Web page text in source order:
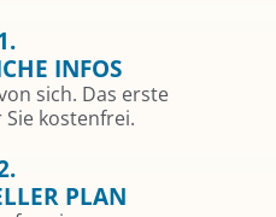
INFOS
sich. Das erste
kostenfrei.
PLAN